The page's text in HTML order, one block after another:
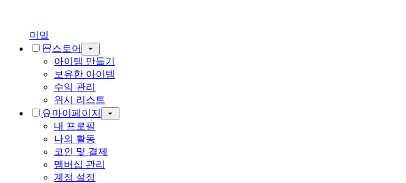
미밐
스토어
아이템 만들기
보유한 아이템
수익 관리
위시 리스트
마이페이지
내 프로필
나의 활동
코인 및 결제
멤버십 관리
계정 설정